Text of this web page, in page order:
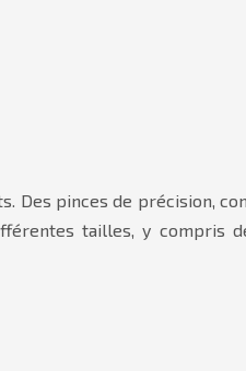
Des pinces de précision,
tailles, y compris